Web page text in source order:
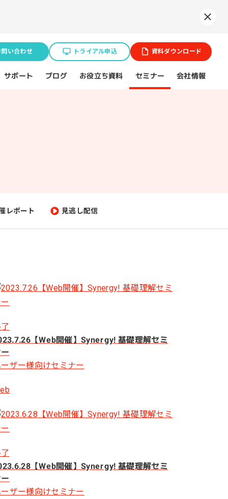
問い合わせ トライアル申込 資料ダウンロード
不動産業界
サポート ブログ お役立ち資料 セミナー 会社情報
レポート 見逃し配信
【Web開催】Synergy! 基礎理解セミ
ザー様向けセミナー
【Web開催】Synergy! 基礎理解セミ
ザー様向けセミナー